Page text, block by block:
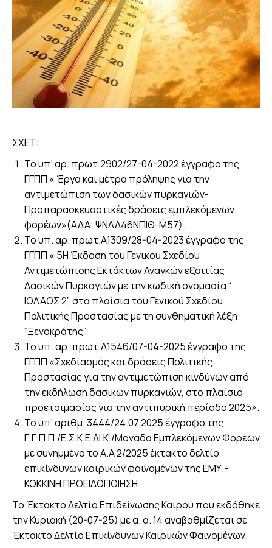
ΣΧΕΤ:
Το υπ’ αρ. πρωτ.2902/27-04-2022 έγγραφο της
ΓΓΠΠ « Έργα και μέτρα πρόληψης για την
αντιμετώπιση των δασικών πυρκαγιών-
Προπαρασκευαστικές δράσεις εμπλεκόμενων
φορέων»(ΑΔΑ: ΨΝΛΔ46ΝΠΙΘ-Μ57).
Το υπ. αρ. πρωτ.Α1309/28-04-2023 έγγραφο της
ΓΓΠΠ « 5Η Έκδοση του Γενικού Σχεδίου
Αντιμετώπισης Εκτάκτων Αναγκών εξαιτίας
Δασικών Πυρκαγιών με την κωδική ονομασία “
ΙΟΛΑΟΣ 2”, στα πλαίσια του Γενικού Σχεδίου
Πολιτικής Προστασίας με τη συνθηματική λέξη
“Ξενοκράτης”.
Το υπ. αρ. πρωτ.Α1546/07-04-2025 έγγραφο της
ΓΓΠΠ «Σχεδιασμός και δράσεις Πολιτικής
Προστασίας για την αντιμετώπιση κινδύνων από
την εκδήλωση δασικών πυρκαγιών, στο πλαίσιο
προετοιμασίας για την αντιπυρική περίοδο 2025».
Το υπ’ αριθμ. 3444/24.07.2025 έγγραφο της
Γ.Γ.Π.Π./Ε.Σ.Κ.Ε.ΔΙ.Κ./Μονάδα Εμπλεκόμενων Φορέων
με συνημμένο το A.A 2/2025 έκτακτο δελτίο
επικίνδυνων καιρικών φαινομένων της ΕΜΥ.-
ΚΟΚΚΙΝΗ ΠΡΟΕΙΔΟΠΟΙΗΣΗ
Το Έκτακτο Δελτίο Επιδείνωσης Καιρού που εκδόθηκε
την Κυριακή (20-07-25) με α. α. 14 αναβαθμίζεται σε
Έκτακτο Δελτίο Επικίνδυνων Καιρικών Φαινομένων.